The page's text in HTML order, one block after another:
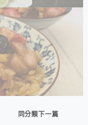
同分類下一篇